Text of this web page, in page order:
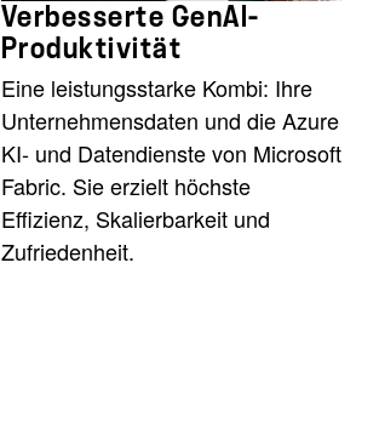
Verbesserte GenAI-
Produktivität
Eine leistungsstarke Kombi: Ihre
Unternehmensdaten und die Azure
KI- und Datendienste von Microsoft
Fabric. Sie erzielt höchste
Effizienz, Skalierbarkeit und
Zufriedenheit.